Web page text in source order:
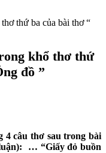
thứ ba của bài thơ “
khổ thơ thứ
đồ ”
4 câu thơ sau trong bài
… “Giấy đỏ buồn